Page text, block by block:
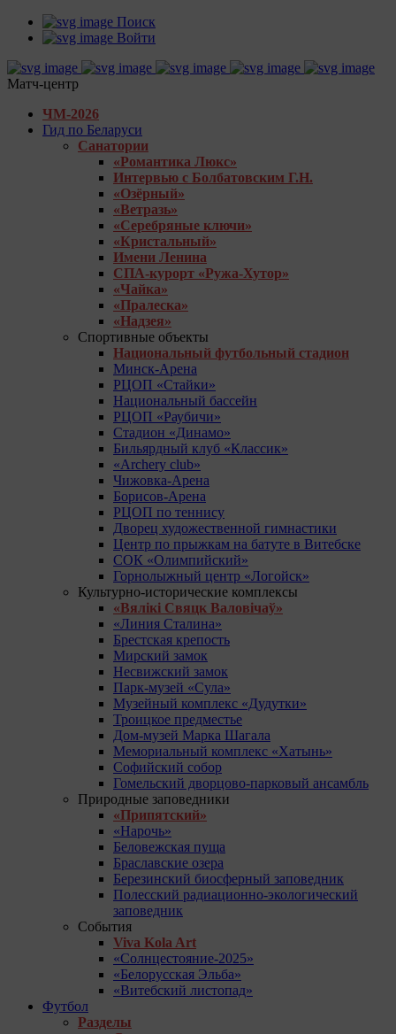
Поиск
Войти
Матч-центр
ЧМ-2026
Гид по Беларуси
Санатории
«Романтика Люкс»
Интервью с Болбатовским Г.Н.
«Озёрный»
«Ветразь»
«Серебряные ключи»
«Кристальный»
Имени Ленина
СПА-курорт «Ружа-Хутор»
«Чайка»
«Пралеска»
«Надзея»
Спортивные объекты
Национальный футбольный стадион
Минск-Арена
РЦОП «Стайки»
Национальный бассейн
РЦОП «Раубичи»
Стадион «Динамо»
Бильярдный клуб «Классик»
«Archery club»
Чижовка-Арена
Борисов-Арена
РЦОП по теннису
Дворец художественной гимнастики
Центр по прыжкам на батуте в Витебске
СОК «Олимпийский»
Горнолыжный центр «Логойск»
Культурно-исторические комплексы
«Вялікі Свяцк Валовічаў»
«Линия Сталина»
Брестская крепость
Мирский замок
Несвижский замок
Парк-музей «Сула»
Музейный комплекс «Дудутки»
Троицкое предместье
Дом-музей Марка Шагала
Мемориальный комплекс «Хатынь»
Софийский собор
Гомельский дворцово-парковый ансамбль
Природные заповедники
«Припятский»
«Нарочь»
Беловежская пуща
Браславские озера
Березинский биосферный заповедник
Полесский радиационно-экологический
заповедник
События
Viva Kola Art
«Солнцестояние-2025»
«Белорусская Эльба»
«Витебский листопад»
Футбол
Разделы